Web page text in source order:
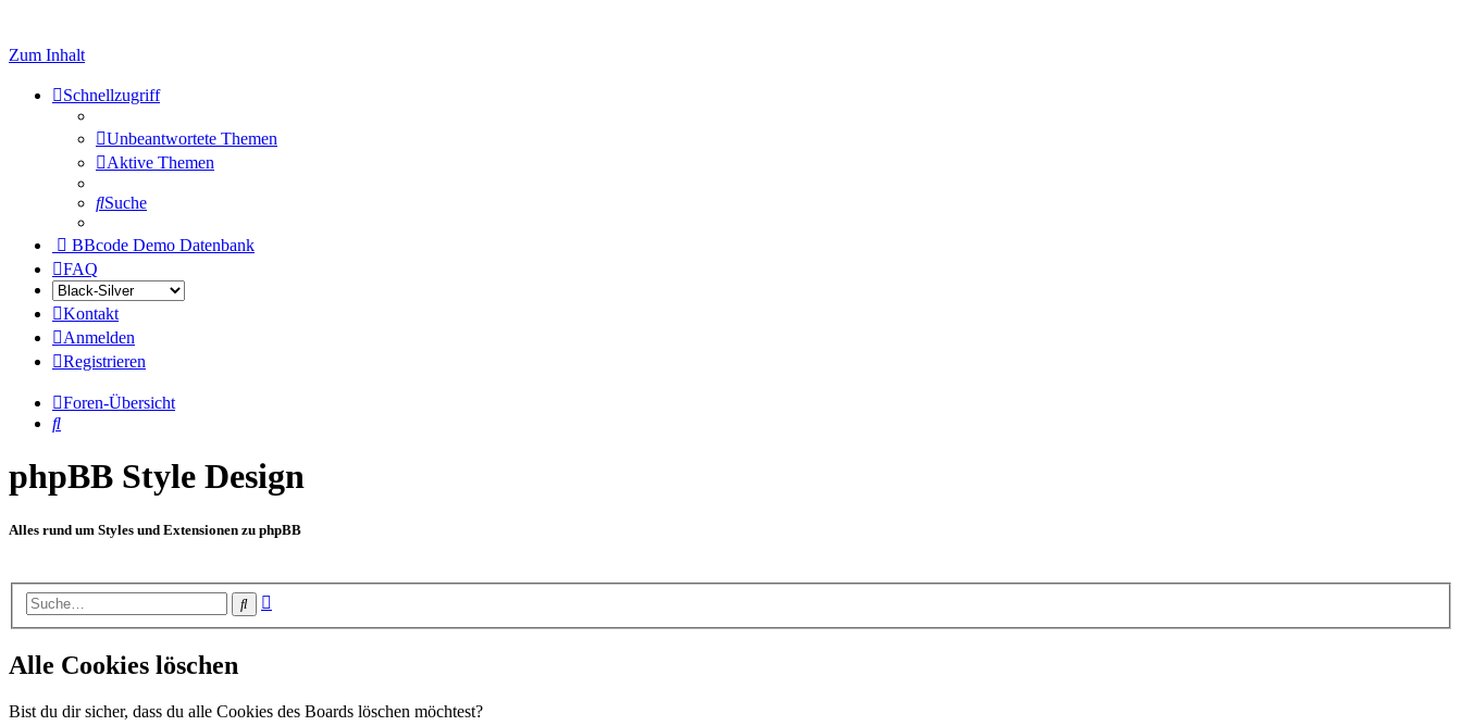
Zum Inhalt
Schnellzugriff
Unbeantwortete Themen
Aktive Themen
Suche
BBcode Demo Datenbank
FAQ
Kontakt
Anmelden
Registrieren
Foren-Übersicht
Suche
phpBB Style Design
Alles rund um Styles und Extensionen zu phpBB
Suche
Alle Cookies löschen
Bist du dir sicher, dass du alle Cookies des Boards löschen möchtest?